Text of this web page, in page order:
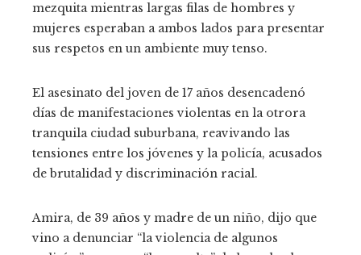
mezquita mientras largas filas de hombres y
mujeres esperaban a ambos lados para presentar
sus respetos en un ambiente muy tenso.
El asesinato del joven de 17 años desencadenó
días de manifestaciones violentas en la otrora
tranquila ciudad suburbana, reavivando las
tensiones entre los jóvenes y la policía, acusados ​​
de brutalidad y discriminación racial.
Amira, de 39 años y madre de un niño, dijo que
vino a denunciar “la violencia de algunos